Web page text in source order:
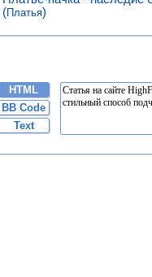
( Платья)
HTML
BB Code
Text